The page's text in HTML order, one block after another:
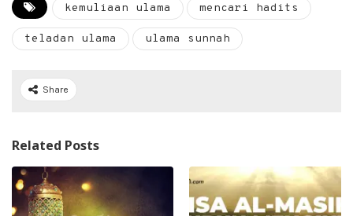
kemuliaan ulama mencari hadits
teladan ulama ulama sunnah
Share
Related Posts